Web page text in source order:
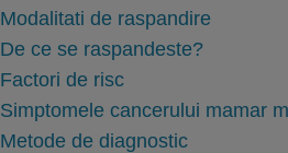
Modalitati de raspandire
De ce se raspandeste?
Factori de risc
Simptomele cancerului mamar
Metode de diagnostic